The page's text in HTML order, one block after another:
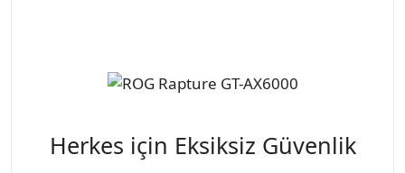
Herkes için Eksiksiz Güvenlik